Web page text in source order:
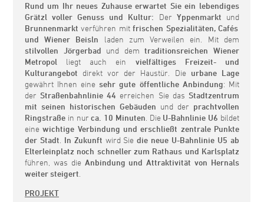
Rund um Ihr neues Zuhause erwartet Sie ein lebendiges
Grätzl voller Genuss und Kultur: Der Yppenmarkt und
Brunnenmarkt verführen mitfrischen Spezialitäten, Cafés
und Wiener Beisln laden zum Verweilen ein. Mit dem
stilvollen Jörgerbad und demtraditionsreichen Wiener
Metropol liegt auch ein vielfältiges Freizeit- und
Kulturangebot direkt vor der Haustür. Die urbane Lage
gewährt Ihnen eine sehr gute öffentliche Anbindung: Mit
der Straßenbahnlinie 44 erreichen Sie das Stadtzentrum
mit seinen historischen Gebäuden und der prachtvollen
Ringstraße in nurca. 10 Minuten . Die U-Bahnlinie U6 bildet
einewichtige Verbindung und erschließt zentrale Punkte
der Stadt In Zukunft wird Siedie neue U-Bahnlinie U5 ab
Elterleinplatz noch schneller zum Rathaus und Karlsplatz
führen, was die Anbindung und Attraktivität von Hernals
weiter steigert
PROJEKT